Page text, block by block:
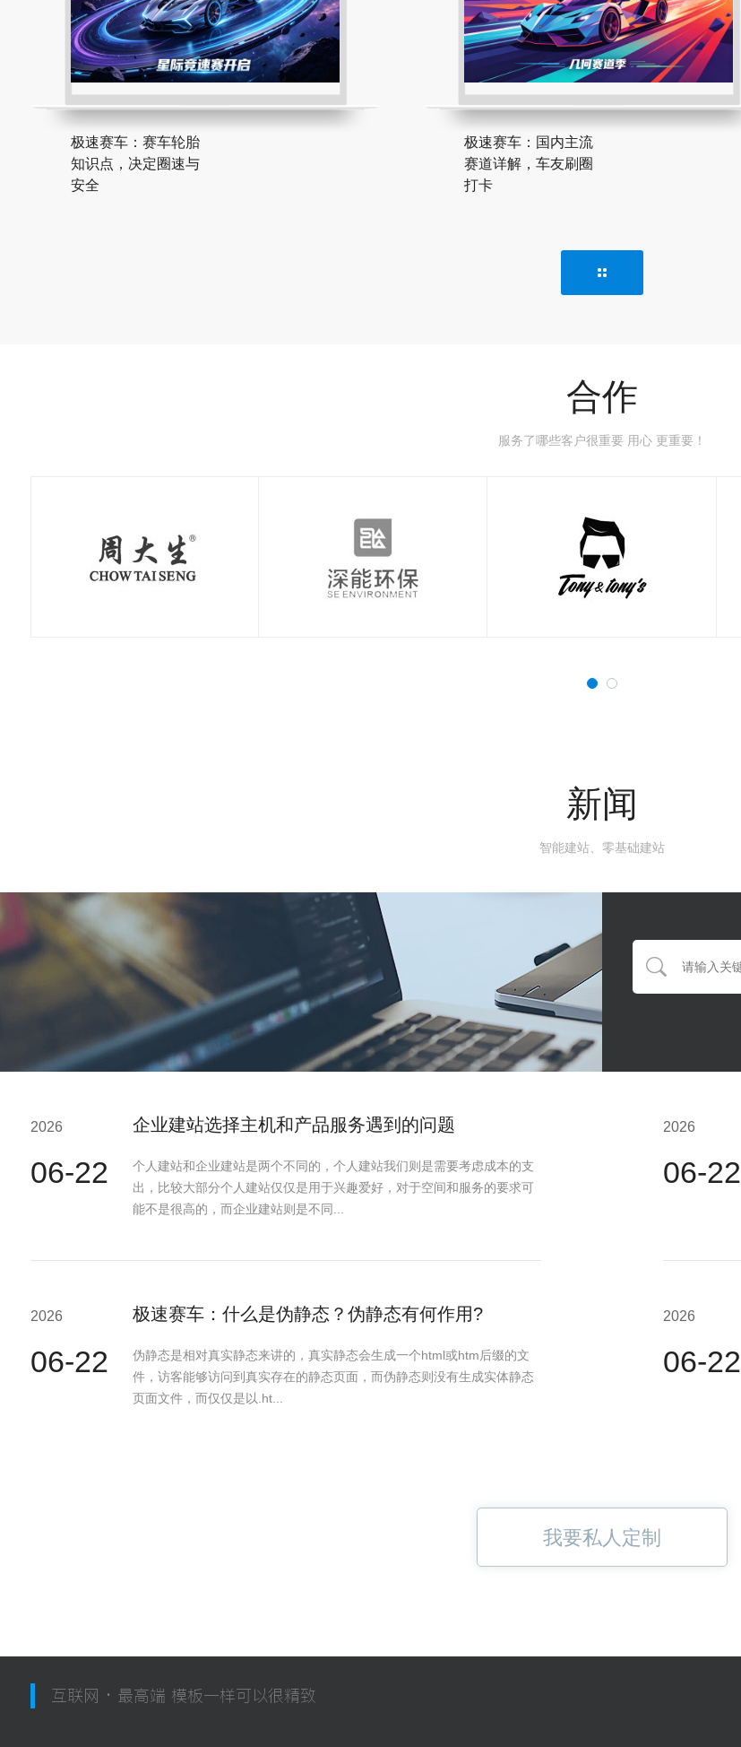
极速赛车：赛车轮胎
知识点，决定圈速与
安全
极速赛车：国内主流
赛道详解，车友刷圈
打卡
合作
服务了哪些客户很重要 用心 更重要！
新闻
智能建站、零基础建站
2026
06-22
企业建站选择主机和产品服务遇到的问题
个人建站和企业建站是两个不同的，个人建站我们则是需要考虑成本的支
出，比较大部分个人建站仅仅是用于兴趣爱好，对于空间和服务的要求可
能不是很高的，而企业建站则是不同...
2026
06-22
2026
06-22
极速赛车：什么是伪静态？伪静态有何作用?
伪静态是相对真实静态来讲的，真实静态会生成一个html或htm后缀的文
件，访客能够访问到真实存在的静态页面，而伪静态则没有生成实体静态
页面文件，而仅仅是以.ht...
2026
06-22
我要私人定制
互联网 · 最高端 模板一样可以很精致